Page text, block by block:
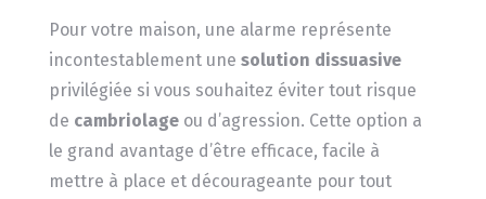
Pour votre maison, une alarme représente
incontestablement une solution dissuasive
privilégiée si vous souhaitez éviter tout risque
de cambriolageou d’agression. Cette option a
le grand avantage d’être efficace, facile à
mettre à place et décourageante pour tout